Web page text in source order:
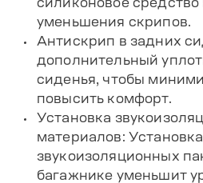
силиконовое
уменьшения скрипов.
Антискрип в задних
дополнительный
сиденья, чтобы
повысить комфорт.
Установка
материалов:
звукоизоляционных
багажнике уменьшит